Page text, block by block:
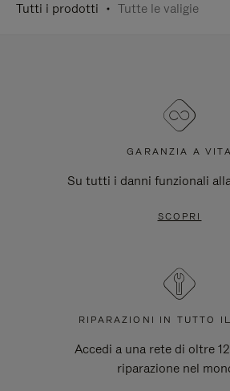
Tutti i prodotti Tutte le valigie
GARANZIA A VITA
Su tutti i danni funzionali
SCOPRI
RIPARAZIONI IN TUTTO
Accedi a una rete di oltre
riparazione nel